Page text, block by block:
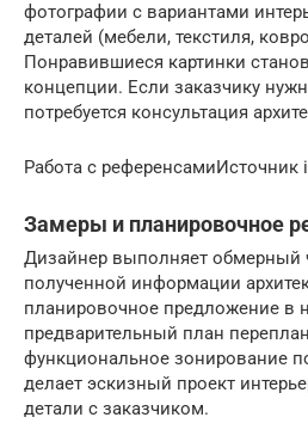
фотографии с вариантами
деталей (мебели, текстиля,
Понравившиеся картинки
концепции. Если заказчику
потребуется консультация
Работа с референсамиИсточник
Замеры и планировочное
Дизайнер выполняет обмерный
полученной информации
планировочное предложение в
предварительный план
функциональное зонирование
делает эскизный проект
детали с заказчиком.